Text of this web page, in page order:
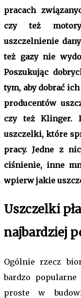
pracach
czy też
uszczelnienie
też gazy nie
Poszukując
tym, aby dobrać
producentów
czy też Klinger.
uszczelki, które
pracy. Jedne z
ciśnienie, inne
wpierw jakie
Uszczelki
najbardziej
Ogólnie rzecz
bardzo
proste w